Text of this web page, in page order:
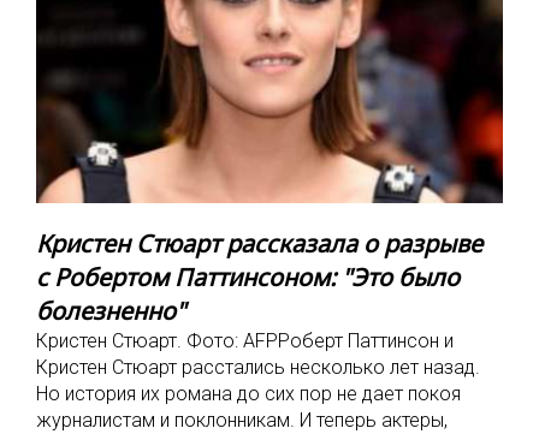
Кристен Стюарт рассказала о разрыве
с Робертом Паттинсоном: "Это было
болезненно"
Кристен Стюарт. Фото: AFPРоберт Паттинсон и
Кристен Стюарт расстались несколько лет назад.
Но история их романа до сих пор не дает покоя
журналистам и поклонникам. И теперь актеры,